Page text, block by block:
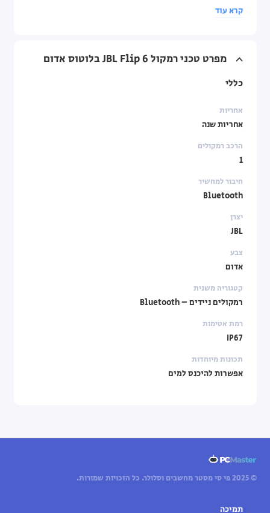
/4800mAh)
קטגוריה: רמקול נייד מומלץ לטיולים
קרא עוד
מפרט טכני רמקול JBL Flip 6 בלוטוס אדום
כללי
אחריות
אחריות שנה
הרכב רמקולים
1
חיבור למחשיר
Bluetooth
יצרן
JBL
צבע
אדום
קטגוריה משנית
רמקולים ניידים – Bluetooth
רמת אטימות
IP67
תכונות מיוחדות
אפשרות להיכנס למים
© 2025 פי סי מסטר מחשבים וסלולר. כל הזכויות שמורות.
תמיכה